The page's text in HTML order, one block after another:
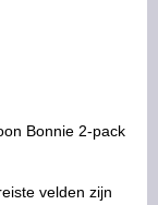
Bonnie 2-pack
velden zijn